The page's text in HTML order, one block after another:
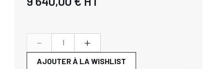
- +
AJOUTER À LA WISHLIST